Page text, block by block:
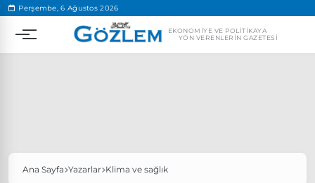
Perşembe, 6 Ağustos 2026
EKONOMIYE VE POLITIKAYA
YÖN VERENLERIN GAZETESI
Popüler Aramalar
Ana Sayfa Yazarlar Klima ve sağlık